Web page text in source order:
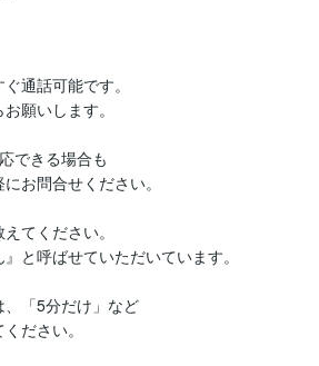
通話可能です。
願いします。
できる場合も
お問合せください。
てください。
と呼ばせていただいています。
、「5分だけ」など
ださい。